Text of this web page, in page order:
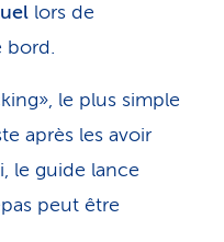
lors de
bord.
le plus simple
après les avoir
le guide lance
peut être